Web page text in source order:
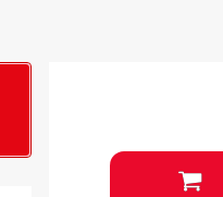
&
&